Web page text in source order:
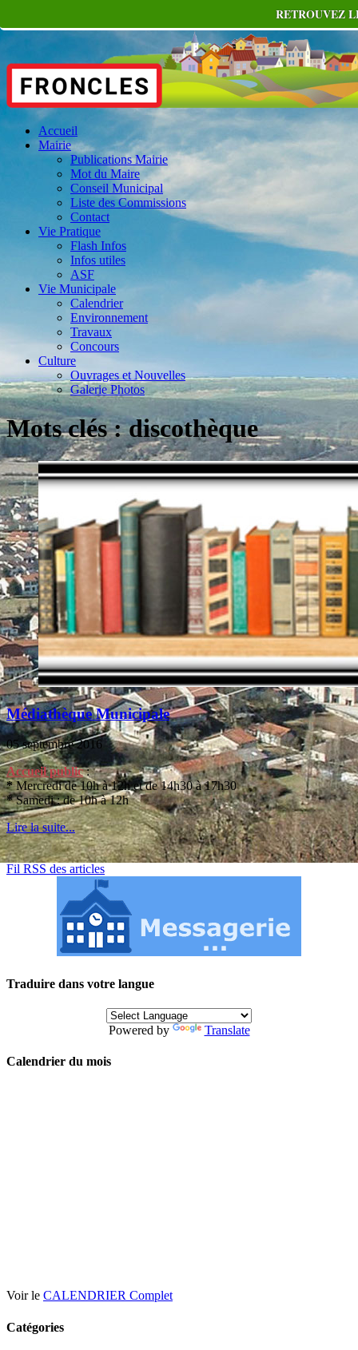
Accueil
Mairie
Publications Mairie
Mot du Maire
Conseil Municipal
Liste des Commissions
Contact
Vie Pratique
Flash Infos
Infos utiles
ASF
Vie Municipale
Calendrier
Environnement
Travaux
Concours
Culture
Ouvrages et Nouvelles
Galerie Photos
Mots clés : discothèque
Médiathèque Municipale
05 septembre 2016
Accueil public:
*Mercredi de 10h à 12h et de 14h30 à 17h30
*Samedi : de 10h à 12h
Lire la suite...
Fil RSS des articles
Traduire dans votre langue
Powered by Translate
Calendrier du mois
Voir le CALENDRIER Complet
Catégories
RETROUVEZ